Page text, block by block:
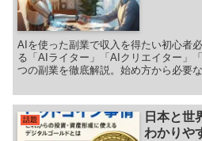
AIを使った副業で収入を得たい初心者
る「AIライター」「AIクリエイター」
つの副業を徹底解説。始め方から必要
話題
日本と世
わかりや